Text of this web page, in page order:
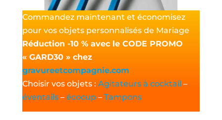
Commandez maintenant et économisez
pour vos objets personnalisés de Mariage
Réduction -10 % avec le CODE PROMO
« GARD30 » chez
gravureetcompagnie.com
Choisir vos objets : Agitateurs à cocktail –
éventails – écocup – Tampons